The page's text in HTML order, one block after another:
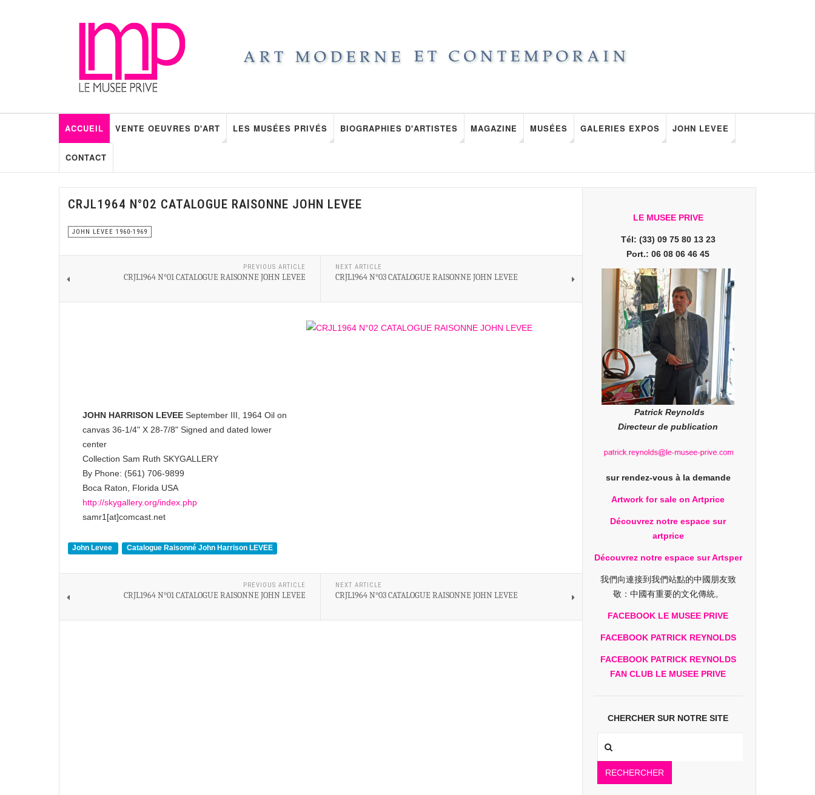
ACCUEIL VENTE OEUVRES D'ART LES MUSÉES PRIVÉS BIOGRAPHIES D'ARTISTES MAGAZINE MUSÉES GALERIES EXPOS JOHN LEVEE
CONTACT
CRJL1964 N°02 CATALOGUE RAISONNE JOHN LEVEE
JOHN LEVEE 1960-1969
PREVIOUS ARTICLE
CRJL1964 N°01 CATALOGUE RAISONNE JOHN LEVEE
NEXT ARTICLE
CRJL1964 N°03 CATALOGUE RAISONNE JOHN LEVEE
JOHN HARRISON LEVEE September III, 1964 Oil on
canvas 36-1/4" X 28-7/8" Signed and dated lower
center
Collection Sam Ruth SKYGALLERY
By Phone: (561) 706-9899
Boca Raton, Florida USA
http://skygallery.org/index.php
samr1[at]comcast.net
John Levee Catalogue Raisonné John Harrison LEVEE
PREVIOUS ARTICLE
CRJL1964 N°01 CATALOGUE RAISONNE JOHN LEVEE
NEXT ARTICLE
CRJL1964 N°03 CATALOGUE RAISONNE JOHN LEVEE
LE MUSEE PRIVE
Tél: (33) 09 75 80 13 23
Port.: 06 08 06 46 45
Patrick Reynolds
Directeur de publication
sur rendez-vous à la demande
Artwork for sale on Artprice
Découvrez notre espace sur
artprice
Découvrez notre espace sur Artsper
我們向連接到我們站點的中國朋友致
敬：中國有重要的文化傳統。
FACEBOOK LE MUSEE PRIVE
FACEBOOK PATRICK REYNOLDS
FACEBOOK PATRICK REYNOLDS
FAN CLUB LE MUSEE PRIVE
CHERCHER SUR NOTRE SITE
RECHERCHER